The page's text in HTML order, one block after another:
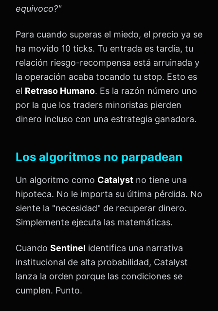
equivoco?"
Para cuando superas el miedo, el precio ya se
ha movido 10 ticks. Tu entrada es tardía, tu
relación riesgo-recompensa está arruinada y
la operación acaba tocando tu stop. Esto es
el Retraso Humano. Es la razón número uno
por la que los traders minoristas pierden
dinero incluso con una estrategia ganadora.
Los algoritmos no parpadean
Un algoritmo como Catalyst no tiene una
hipoteca. No le importa su última pérdida. No
siente la "necesidad" de recuperar dinero.
Simplemente ejecuta las matemáticas.
Cuando Sentinel identifica una narrativa
institucional de alta probabilidad, Catalyst
lanza la orden porque las condiciones se
cumplen. Punto.